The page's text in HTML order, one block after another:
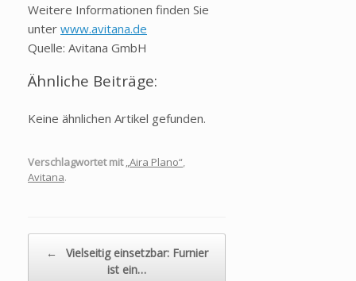
Weitere Informationen finden Sie
unter www.avitana.de
Quelle: Avitana GmbH
Ähnliche Beiträge:
Keine ähnlichen Artikel gefunden.
Verschlagwortet mit „Aira Plano“,
Avitana.
←
Vielseitig einsetzbar: Furnier
ist ein…